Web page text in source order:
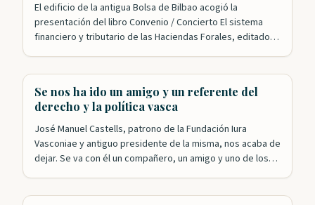
El edificio de la antigua Bolsa de Bilbao acogió la
presentación del libro Convenio / Concierto El sistema
financiero y tributario de las Haciendas Forales, editado
presidente, Roldán Jimeno, contó con…
Se nos ha ido un amigo y un referente del
derecho y la política vasca
José Manuel Castells, patrono de la Fundación Iura
Vasconiae y antiguo presidente de la misma, nos acaba de
dejar. Se va con él un compañero, un amigo y uno de los